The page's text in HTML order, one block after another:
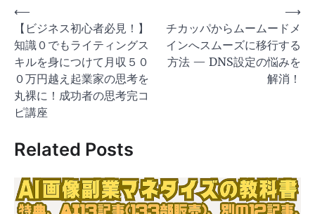
投
稿
ナ
ビ
ゲ
ー
シ
ン
⟵
【ビジネス初心者必見！】
知識０でもライティングス
キルを身につけて月収５０
０万円越え起業家の思考を
丸裸に！成功者の思考完コ
ピ講座
チカッパからムームードメ
インへスムーズに移行する
方法 — DNS設定の悩みを
解消！
⟶
Related Posts